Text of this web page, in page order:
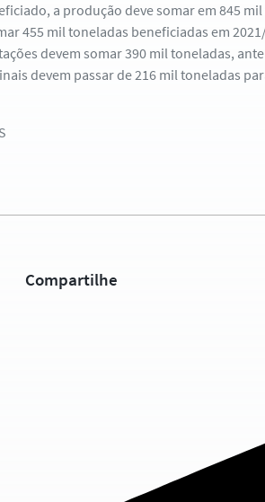
a produção deve somar em 845
455 mil toneladas beneficiadas em
devem somar 390 mil toneladas,
devem passar de 216 mil toneladas
Compartilhe